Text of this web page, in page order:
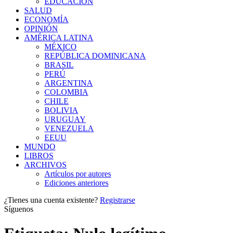
SALUD
ECONOMÍA
OPINIÓN
AMÉRICA LATINA
MÉXICO
REPÚBLICA DOMINICANA
BRASIL
PERÚ
ARGENTINA
COLOMBIA
CHILE
BOLIVIA
URUGUAY
VENEZUELA
EEUU
MUNDO
LIBROS
ARCHIVOS
Artículos por autores
Ediciones anteriores
¿Tienes una cuenta existente? Registrarse
Síguenos